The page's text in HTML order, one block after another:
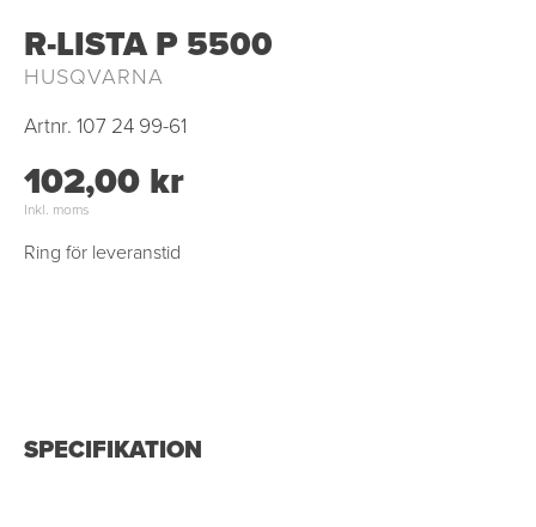
R-LISTA P 5500
HUSQVARNA
Artnr. 107 24 99-61
102,00 kr
Inkl. moms
Ring för leveranstid
SPECIFIKATION